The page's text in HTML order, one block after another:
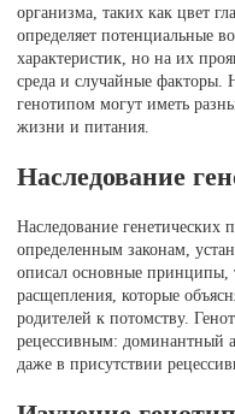
организма, таких как цвет
определяет потенциальные
характеристик, но на их
среда и случайные факторы.
генотипом могут иметь
жизни и питания.
Наследование
Наследование генетических
определенным законам,
описал основные принципы,
расщепления, которые
родителей к потомству.
рецессивным: доминантный
даже в присутствии